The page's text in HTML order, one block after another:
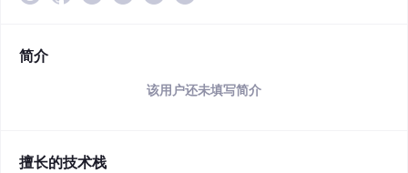
简介
该用户还未填写简介
擅长的技术栈